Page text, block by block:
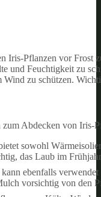
Iris-Pflanzen vor Frost
und Feuchtigkeit zu
zu schützen.
Abdecken von
sowohl
das Laub im
ebenfalls
vorsichtig von den